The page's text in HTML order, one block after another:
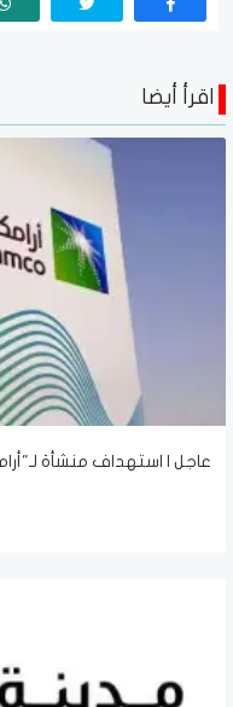
اقرأ أيضا
عاجل | استهداف منشأة